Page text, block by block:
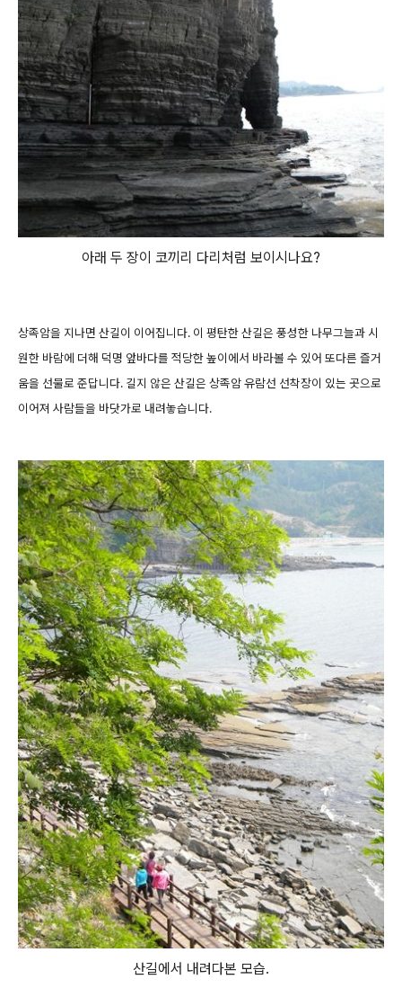
아래 두 장이 코끼리 다리처럼 보이시나요?
상족암을 지나면 산길이 이어집니다. 이 평탄한 산길은 풍성한 나무그늘과 시
원한 바람에 더해 덕명 앞바다를 적당한 높이에서 바라볼 수 있어 또다른 즐거
움을 선물로 준답니다. 길지 않은 산길은 상족암 유람선 선착장이 있는 곳으로
이어져 사람들을 바닷가로 내려놓습니다.
산길에서 내려다본 모습.